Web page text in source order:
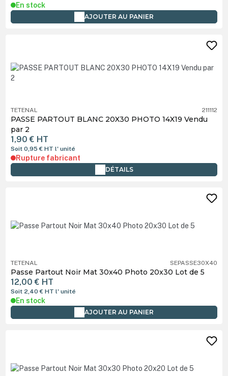
En stock
AJOUTER AU PANIER
TETENAL 211112
PASSE PARTOUT BLANC 20X30 PHOTO 14X19 Vendu
par 2
1,90 € HT
Soit 0,95 €HTl' unité
Rupture fabricant
DÉTAILS
TETENAL SEPASSE30X40
Passe Partout Noir Mat 30x40 Photo 20x30 Lot de 5
12,00 € HT
Soit 2,40 €HTl' unité
En stock
AJOUTER AU PANIER